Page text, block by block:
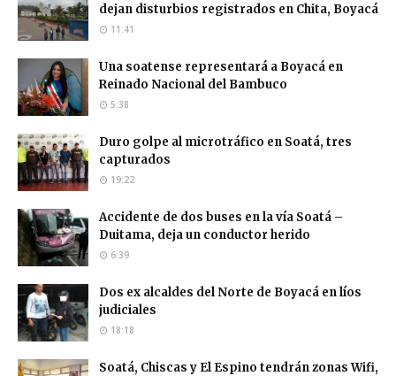
dejan disturbios registrados en Chita, Boyacá
11:41
Una soatense representará a Boyacá en
Reinado Nacional del Bambuco
5:38
Duro golpe al microtráfico en Soatá, tres
capturados
19:22
Accidente de dos buses en la vía Soatá –
Duitama, deja un conductor herido
6:39
Dos ex alcaldes del Norte de Boyacá en líos
judiciales
18:18
Soatá, Chiscas y El Espino tendrán zonas Wifi,